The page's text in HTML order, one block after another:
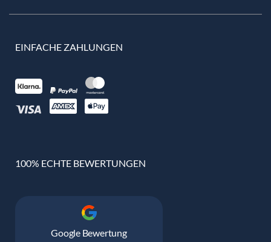
EINFACHE ZAHLUNGEN
100% ECHTE BEWERTUNGEN
Google Bewertung